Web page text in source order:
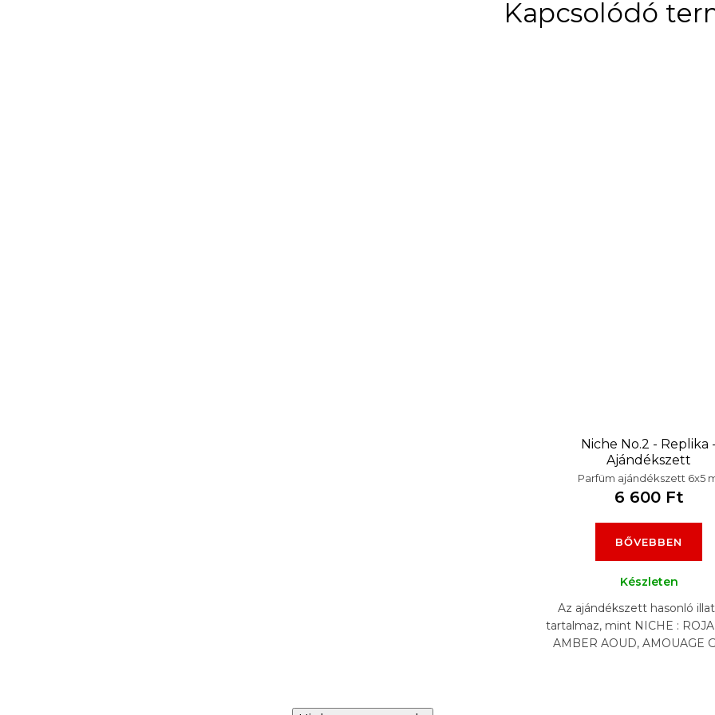
Kapcsolódó
Niche No.2 - Replika -
Ajándékszett
Parfüm ajándékszett 6x5
6 600 Ft
BŐVEBBEN
Készleten
Az ajándékszett hasonló
tartalmaz, mint NICHE :
AMBER AOUD, AMOUAGE